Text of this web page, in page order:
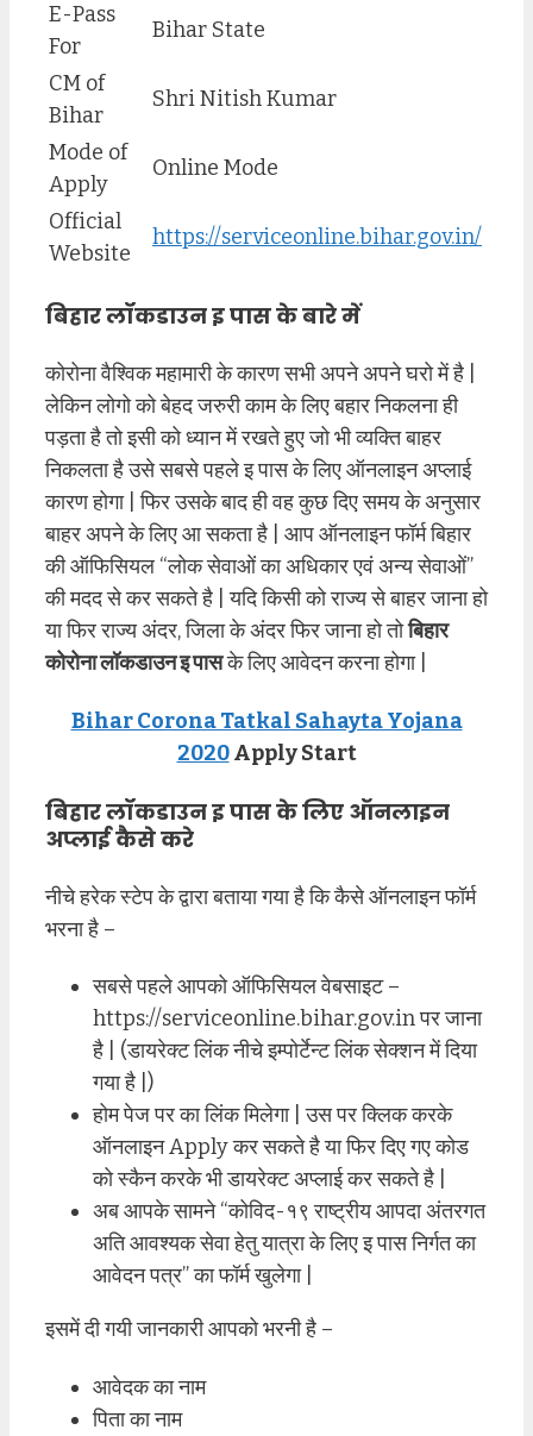
E-Pass
For
Bihar State
CM of
Bihar
Shri Nitish Kumar
Mode of
Apply
Online Mode
Official
Website
https://serviceonline.bihar.gov.in/
बिहार लॉकडाउन इ पास के बारे में
कोरोना वैश्विक महामारी के कारण सभी अपने अपने घरो में है |
लेकिन लोगो को बेहद जरुरी काम के लिए बहार निकलना ही
पड़ता है तो इसी को ध्यान में रखते हुए जो भी व्यक्ति बाहर
निकलता है उसे सबसे पहले इ पास के लिए ऑनलाइन अप्लाई
कारण होगा | फिर उसके बाद ही वह कुछ दिए समय के अनुसार
बाहर अपने के लिए आ सकता है | आप ऑनलाइन फॉर्म बिहार
की ऑफिसियल “लोक सेवाओं का अधिकार एवं अन्य सेवाओं”
की मदद से कर सकते है | यदि किसी को राज्य से बाहर जाना हो
या फिर राज्य अंदर, जिला के अंदर फिर जाना हो तोबिहार
कोरोना लॉकडाउन इ पासके लिए आवेदन करना होगा |
Bihar Corona Tatkal Sahayta Yojana
2020Apply Start
बिहार लॉकडाउन इ पास के लिए ऑनलाइन
अप्लाई कैसे करे
नीचे हरेक स्टेप के द्वारा बताया गया है कि कैसे ऑनलाइन फॉर्म
भरना है –
सबसे पहले आपको ऑफिसियल वेबसाइट –
https://serviceonline.bihar.gov.in पर जाना
है | (डायरेक्ट लिंक नीचे इम्पोर्टेन्ट लिंक सेक्शन में दिया
गया है |)
होम पेज पर का लिंक मिलेगा | उस पर क्लिक करके
ऑनलाइन Apply कर सकते है या फिर दिए गए कोड
को स्कैन करके भी डायरेक्ट अप्लाई कर सकते है |
अब आपके सामने “कोविद-१९ राष्ट्रीय आपदा अंतरगत
अति आवश्यक सेवा हेतु यात्रा के लिए इ पास निर्गत का
आवेदन पत्र” का फॉर्म खुलेगा |
इसमें दी गयी जानकारी आपको भरनी है –
आवेदक का नाम
पिता का नाम